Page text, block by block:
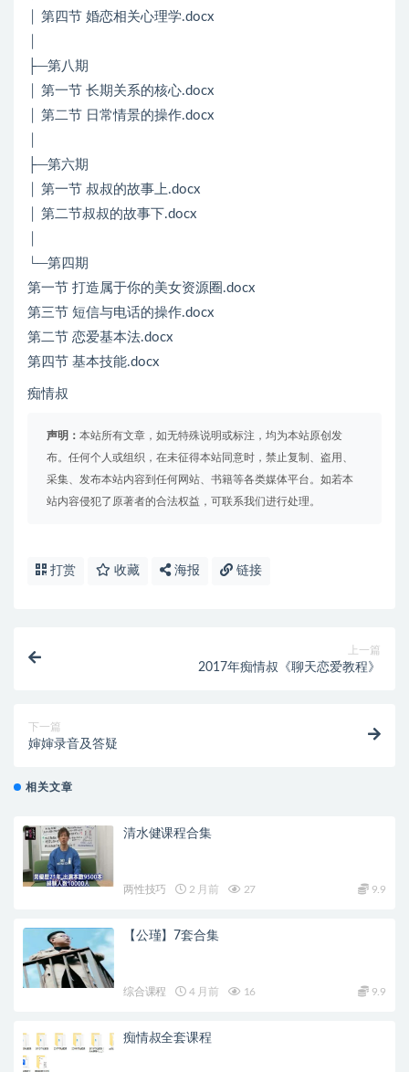
│ 第四节 婚恋相关心理学.docx
├─第八期
│ 第一节 长期关系的核心.docx
│ 第二节 日常情景的操作.docx
├─第六期
│ 第一节 叔叔的故事上.docx
│ 第二节叔叔的故事下.docx
└─第四期
第一节 打造属于你的美女资源圈.docx
第三节 短信与电话的操作.docx
第二节 恋爱基本法.docx
第四节 基本技能.docx
痴情叔
声明： 本站所有文章，如无特殊说明或标注，均为本站原创发
布。任何个人或组织，在未征得本站同意时，禁止复制、盗用、
采集、发布本站内容到任何网站、书籍等各类媒体平台。如若本
站内容侵犯了原著者的合法权益，可联系我们进行处理。
打赏 收藏 海报 链接
上一篇
2017年痴情叔《聊天恋爱教程》
下一篇
婶婶录音及答疑
相关文章
清水健课程合集
两性技巧 2 月前 27 9.9
【公瑾】7套合集
综合课程 4 月前 16 9.9
痴情叔全套课程